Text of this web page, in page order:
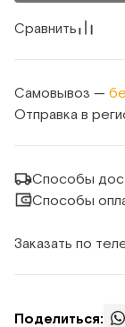
Сравнить
Самовывоз —
Отправка в
Способы
Способы
Заказать по
Поделиться: